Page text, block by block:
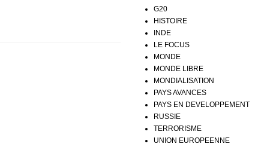
G20
HISTOIRE
INDE
LE FOCUS
MONDE
MONDE LIBRE
MONDIALISATION
PAYS AVANCES
PAYS EN DEVELOPPEMENT
RUSSIE
TERRORISME
UNION EUROPEENNE